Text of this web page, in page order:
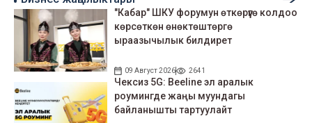
"Кабар" ШКУ форумун өткөрүүгө колдоо
көрсөткөн өнөктөштөргө
ыраазычылык билдирет
09 Август 2026 2641
Чексиз 5G: Beeline эл аралык
роумингде жаңы муундагы
байланышты тартуулайт